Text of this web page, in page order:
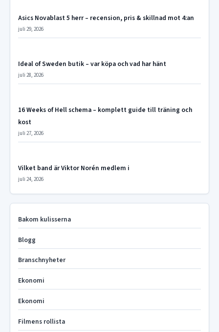
Asics Novablast 5 herr – recension, pris & skillnad mot 4:an
juli 29, 2026
Ideal of Sweden butik – var köpa och vad har hänt
juli 28, 2026
16 Weeks of Hell schema – komplett guide till träning och
kost
juli 27, 2026
Vilket band är Viktor Norén medlem i
juli 24, 2026
Bakom kulisserna
Blogg
Branschnyheter
Ekonomi
Ekonomi
Filmens rollista